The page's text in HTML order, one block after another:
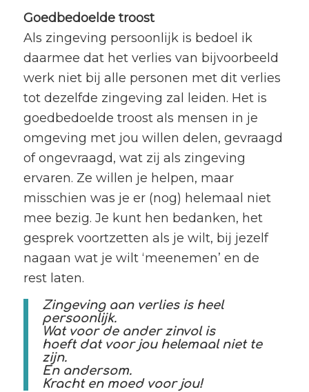
Goedbedoelde troost
Als zingeving persoonlijk is bedoel ik
daarmee dat het verlies van bijvoorbeeld
werk niet bij alle personen met dit verlies
tot dezelfde zingeving zal leiden. Het is
goedbedoelde troost als mensen in je
omgeving met jou willen delen, gevraagd
of ongevraagd, wat zij als zingeving
ervaren. Ze willen je helpen, maar
misschien was je er (nog) helemaal niet
mee bezig. Je kunt hen bedanken, het
gesprek voortzetten als je wilt, bij jezelf
nagaan wat je wilt ‘meenemen’ en de
rest laten.
Zingeving aan verlies is heel
persoonlijk.
Wat voor de ander zinvol is
hoeft dat voor jou helemaal niet te
zijn.
En andersom.
Kracht en moed voor jou!